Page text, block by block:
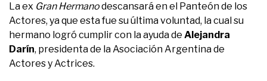
La ex Gran Hermanodescansará en el Panteón de los
Actores, ya que esta fue su última voluntad, la cual su
hermano logró cumplir con la ayuda de Alejandra
Darín, presidenta de la Asociación Argentina de
Actores y Actrices.